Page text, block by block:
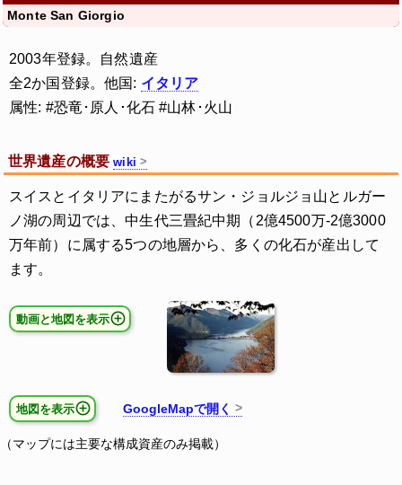
Monte San Giorgio
2003年登録。自然遺産
全2か国登録。他国: イタリア
属性: #恐竜･原人･化石 #山林･火山
世界遺産の概要wiki
スイスとイタリアにまたがるサン・ジョルジョ山とルガー
ノ湖の周辺では、中生代三畳紀中期（2億4500万-2億3000
万年前）に属する5つの地層から、多くの化石が産出して
ます。
動画と地図を表示
地図を表示 GoogleMapで開く
（マップには主要な構成資産のみ掲載）